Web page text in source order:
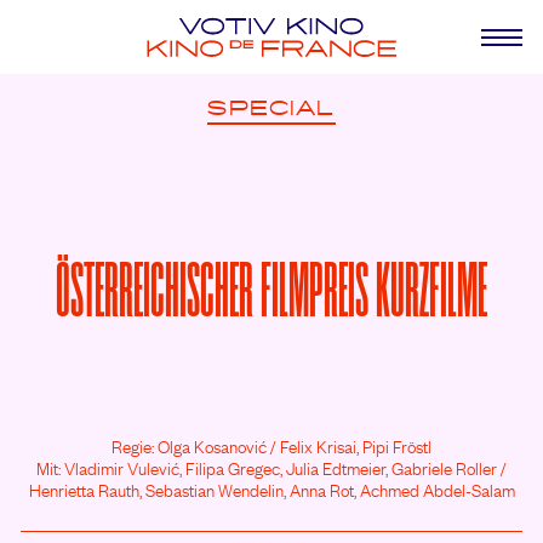
SPECIAL
ÖSTERREICHISCHER FILMPREIS KURZFILME
Regie: Olga Kosanović /Felix Krisai, Pipi Fröstl
Mit: Vladimir Vulević, Filipa Gregec, Julia Edtmeier,Gabriele Roller /
Henrietta Rauth, Sebastian Wendelin, Anna Rot, Achmed Abdel-Salam